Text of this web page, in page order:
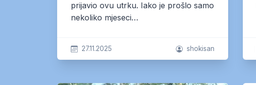
prijavio ovu utrku. Iako je prošlo samo
nekoliko mjeseci…
27.11.2025 shokisan